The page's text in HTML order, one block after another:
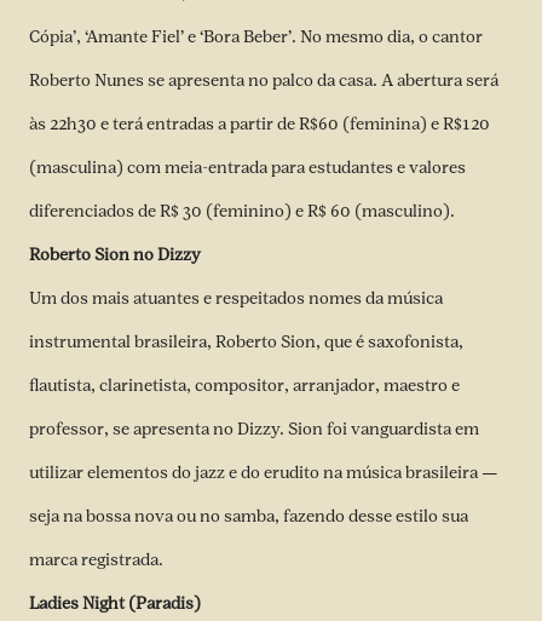
Cópia’, ‘Amante Fiel’ e ‘Bora Beber’. No mesmo dia, o cantor
Roberto Nunes se apresenta no palco da casa. A abertura será
às 22h30 e terá entradas a partir de R$60 (feminina) e R$120
(masculina) com meia-entrada para estudantes e valores
diferenciados de R$ 30 (feminino) e R$ 60 (masculino).
Roberto Sion no Dizzy
Um dos mais atuantes e respeitados nomes da música
instrumental brasileira, Roberto Sion, que é saxofonista,
flautista, clarinetista, compositor, arranjador, maestro e
professor, se apresenta no Dizzy. Sion foi vanguardista em
utilizar elementos do jazz e do erudito na música brasileira —
seja na bossa nova ou no samba, fazendo desse estilo sua
marca registrada.
Ladies Night (Paradis)